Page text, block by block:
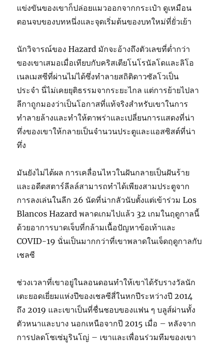
แข่งขันของเขาก็ปล่อยแมวออกจากกระเป๋า ดูเหมือน
ตอนจบของบทหนึ่งและจุดเริ่มต้นของบทใหม่ที่ยั่วเย้า
นักวิจารณ์ของ Hazard มักจะอ้างถึงตัวเลขที่ต่ำกว่า
ของเขาเสมอเมื่อเทียบกับคริสเตียโนโรนัลโดและลิโอ
เนลเมสซีที่ผ่านไม่ได้ซึ่งทำลายสถิติดาวซัลโวเป็น
ประจำ นี่ไม่เคยยุติธรรมจากระยะไกล แต่การย้ายไปลา
ลีกาถูกมองว่าเป็นโอกาสที่แท้จริงสำหรับเขาในการ
ทำลายล้างและทำให้ตาพร่าและเปลี่ยนการแสดงที่น่า
ทึ่งของเขาให้กลายเป็นจำนวนประตูและแอสซิสต์ที่น่า
ทึ่ง
มันยังไม่ได้ผล การเคลื่อนไหวในฝันกลายเป็นฝันร้าย
และอดีตสตาร์ลีลล์สามารถทำได้เพียงสามประตูจาก
การลงเล่นในลีก 26 นัดที่น่ากลัวนับตั้งแต่เข้าร่วม Los
Blancos Hazard พลาดเกมไปแล้ว 32 เกมในฤดูกาลนี้
ด้วยอาการบาดเจ็บที่กล้ามเนื้อปัญหาข้อเท้าและ
COVID-19 นั่นเป็นมากกว่าที่เขาพลาดในเจ็ดฤดูกาลกับ
เชลซี
ช่วงเวลาที่เขาอยู่ในลอนดอนทำให้เขาได้รับรางวัลนัก
เตะยอดเยี่ยมแห่งปีของเชลซีสี่ในหกปีระหว่างปี 2014
ถึง 2019 และเขาเป็นที่ชื่นชอบของแฟน ๆ บลูส์ผ่านทั้ง
ตัวหนาและบาง นอกเหนือจากปี 2015 เมื่อ – หลังจาก
การปลดโชเซ่มูรินโญ่ – เขาและเพื่อนร่วมทีมของเขา